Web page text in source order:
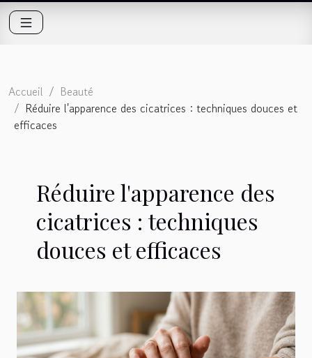
Accueil
Beauté
Réduire l'apparence des cicatrices : techniques douces et
efficaces
Réduire l'apparence des
cicatrices : techniques
douces et efficaces